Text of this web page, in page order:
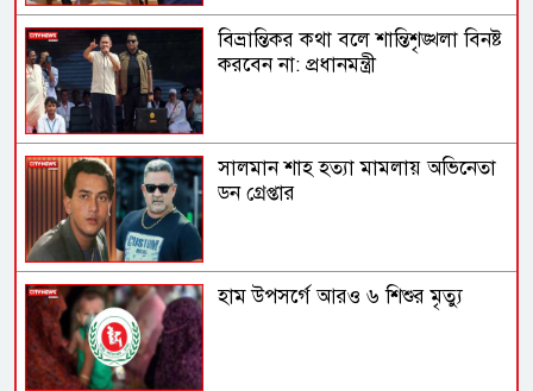
বিভ্রান্তিকর কথা বলে শান্তিশৃঙ্খলা বিনষ্ট
করবেন না: প্রধানমন্ত্রী
সালমান শাহ হত্যা মামলায় অভিনেতা
ডন গ্রেপ্তার
হাম উপসর্গে আরও ৬ শিশুর মৃত্যু